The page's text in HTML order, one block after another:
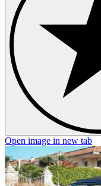
Open image in new tab